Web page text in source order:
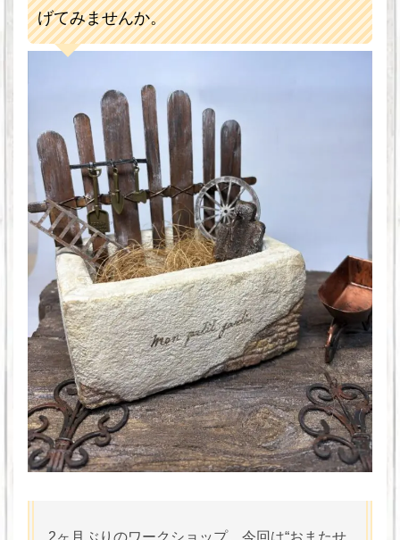
げてみませんか。
2ヶ月ぶりのワークショップ、今回は“おまたせ